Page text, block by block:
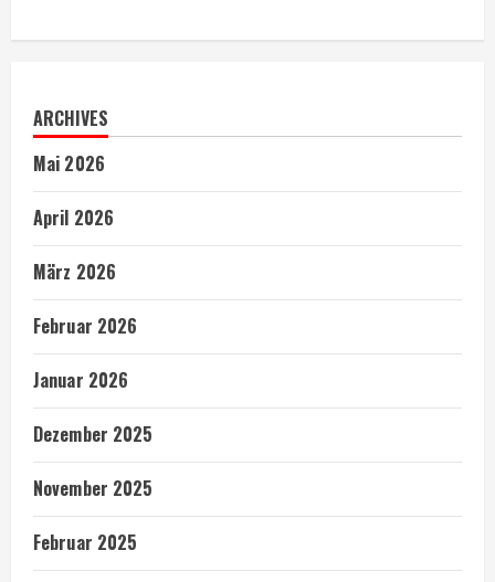
ARCHIVES
Mai 2026
April 2026
März 2026
Februar 2026
Januar 2026
Dezember 2025
November 2025
Februar 2025